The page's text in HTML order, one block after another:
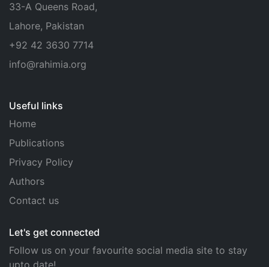
33-A Queens Road,
Lahore, Pakistan
+92 42 3630 7714
info@rahimia.org
Useful links
Home
Publications
Privacy Policy
Authors
Contact us
Let's get connected
Follow us on your favourite social media site to stay
upto date!